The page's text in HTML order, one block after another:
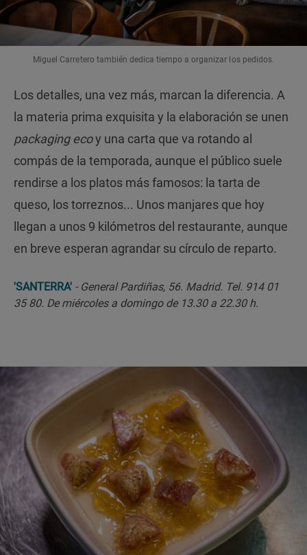
Miguel Carretero también dedica tiempo a organizar los pedidos.
Los detalles, una vez más, marcan la diferencia. A
la materia prima exquisita y la elaboración se unen
packaging ecoy una carta que va rotando al
compás de la temporada, aunque el público suele
rendirse a los platos más famosos: la tarta de
queso, los torreznos... Unos manjares que hoy
llegan a unos 9 kilómetros del restaurante, aunque
en breve esperan agrandar su círculo de reparto.
'SANTERRA' - General Pardiñas, 56. Madrid. Tel. 914 01
35 80. De miércoles a domingo de 13.30 a 22.30 h.